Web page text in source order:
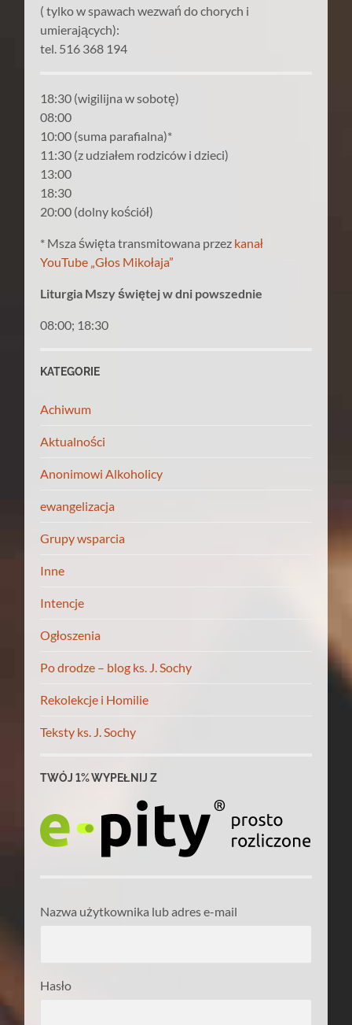
( tylko w spawach wezwań do chorych i
umierających):
tel. 516 368 194
18:30 (wigilijna w sobotę)
08:00
10:00 (suma parafialna)*
11:30 (z udziałem rodziców i dzieci)
13:00
18:30
20:00 (dolny kościół)
* Msza święta transmitowana przez kanał
YouTube „Głos Mikołaja”
Liturgia Mszy świętej w dni powszednie
08:00; 18:30
KATEGORIE
Achiwum
Aktualności
Anonimowi Alkoholicy
ewangelizacja
Grupy wsparcia
Inne
Intencje
Ogłoszenia
Po drodze – blog ks. J. Sochy
Rekolekcje i Homilie
Teksty ks. J. Sochy
TWÓJ 1% WYPEŁNIJ Z
Nazwa użytkownika lub adres e-mail
Hasło